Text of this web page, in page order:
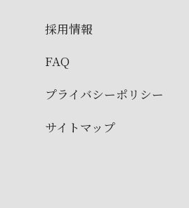
採用情報
FAQ
プライバシーポリシー
サイトマップ